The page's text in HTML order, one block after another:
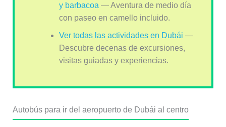
y barbacoa — Aventura de medio día
con paseo en camello incluido.
Ver todas las actividades en Dubái —
Descubre decenas de excursiones,
visitas guiadas y experiencias.
Autobús para ir del aeropuerto de Dubái al centro